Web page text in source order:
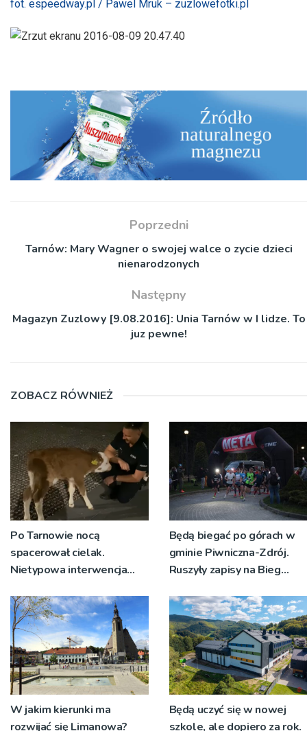
fot. espeedway.pl / Pawel Mruk – zuzlowefotki.pl
Poprzedni
Tarnów: Mary Wagner o swojej walce o zycie dzieci
nienarodzonych
Następny
Magazyn Zuzlowy [9.08.2016]: Unia Tarnów w I lidze. To
juz pewne!
ZOBACZ RÓWNIEŻ
Po Tarnowie nocą
spacerował cielak.
Nietypowa interwencja
Będą biegać po górach w
gminie Piwniczna-Zdrój.
Ruszyły zapisy na Bieg
W jakim kierunki ma
rozwijać się Limanowa?
Będą uczyć się w nowej
szkole, ale dopiero za rok.